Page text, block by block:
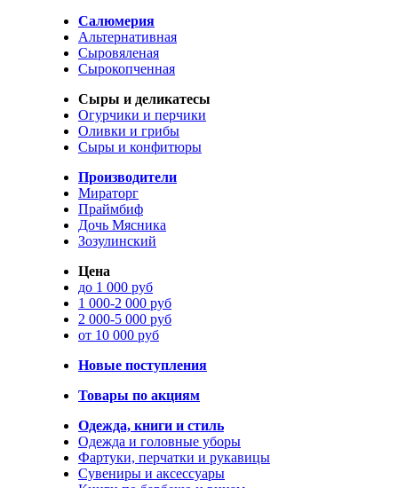
Салюмерия
Альтернативная
Сыровяленая
Сырокопченная
Сыры и деликатесы
Огурчики и перчики
Оливки и грибы
Сыры и конфитюры
Производители
Мираторг
Праймбиф
Дочь Мясника
Зозулинский
Цена
до 1 000 руб
1 000-2 000 руб
2 000-5 000 руб
от 10 000 руб
Новые поступления
Товары по акциям
Одежда, книги и стиль
Одежда и головные уборы
Фартуки, перчатки и рукавицы
Сувениры и аксессуары